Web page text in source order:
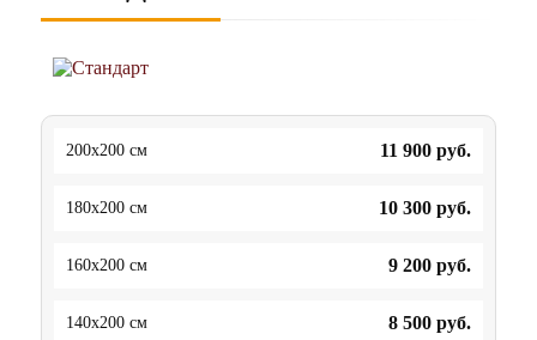
200x200 см 11 900 руб.
180x200 см 10 300 руб.
160x200 см 9 200 руб.
140x200 см 8 500 руб.